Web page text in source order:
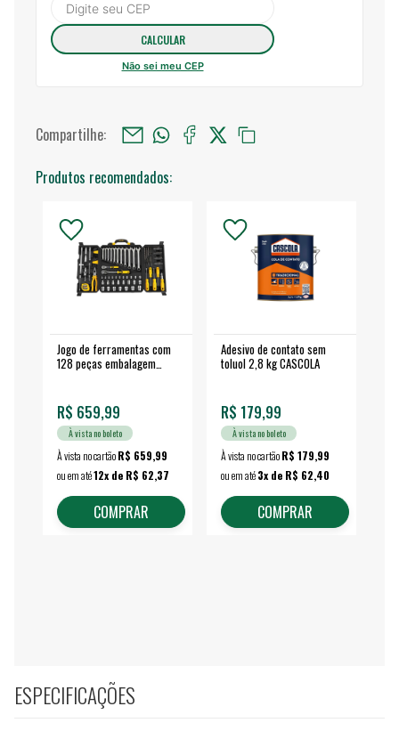
Não sei meu CEP
Compartilhe:
Produtos recomendados:
Jogo de ferramentas com
128 peças embalagem
R$ 659,99
À vista no boleto
À vista no cartãoR$ 659,99
ou em até12x de R$ 62,37
COMPRAR
Adesivo de contato sem
toluol 2,8 kg CASCOLA
R$ 179,99
À vista no boleto
À vista no cartãoR$ 179,99
ou em até3x de R$ 62,40
COMPRAR
ESPECIFICAÇÕES